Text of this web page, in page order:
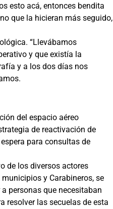
esto acá, entonces bendita
que la hicieran más seguido,
“Llevábamos
y que existía la
y a los dos días nos
del espacio aéreo
de reactivación de
para consultas de
de los diversos actores
y Carabineros, se
personas que necesitaban
resolver las secuelas de esta